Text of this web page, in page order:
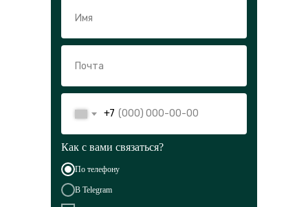
+7
Как с вами связаться?
По телефону
В Telegram